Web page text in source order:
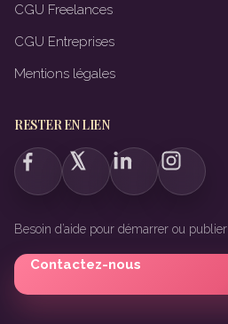
CGU Freelances
CGU Entreprises
Mentions légales
RESTER EN LIEN
Besoin d’aide pour démarrer ou
Contactez-nous